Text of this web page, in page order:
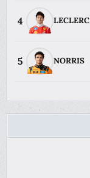
4 LECLERC
5 NORRIS